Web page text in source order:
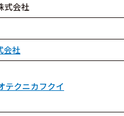
式会社
会社
テクニカフクイ